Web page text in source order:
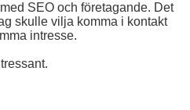
SEO och företagande. Det
skulle vilja komma i kontakt
intresse.